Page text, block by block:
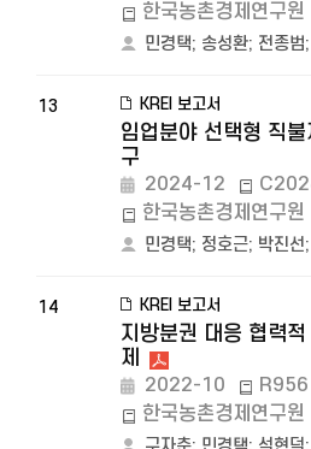
한국농촌경제연구원
민경택; 송성환; 전종범;
13 KREI 보고서
임업분야 선택형 직
구
2024-12
한국농촌경제연구원
민경택; 정호근; 박진선;
14 KREI 보고서
지방분권 대응 협력
제
2022-10
R956
한국농촌경제연구원